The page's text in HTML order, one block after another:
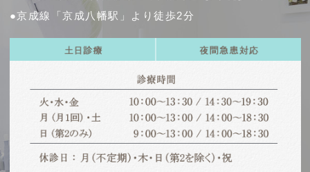
●京成線「京成八幡駅」より徒歩2分